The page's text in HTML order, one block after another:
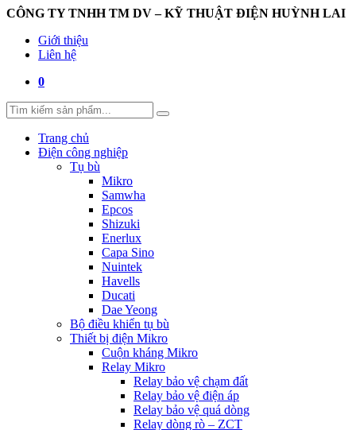
CÔNG TY TNHH TM DV – KỸ THUẬT ĐIỆN HUỲNH LAI
Giới thiệu
Liên hệ
0
Trang chủ
Điện công nghiệp
Tụ bù
Mikro
Samwha
Epcos
Shizuki
Enerlux
Capa Sino
Nuintek
Havells
Ducati
Dae Yeong
Bộ điều khiển tụ bù
Thiết bị điện Mikro
Cuộn kháng Mikro
Relay Mikro
Relay bảo vệ chạm đất
Relay bảo vệ điện áp
Relay bảo vệ quá dòng
Relay dòng rò – ZCT